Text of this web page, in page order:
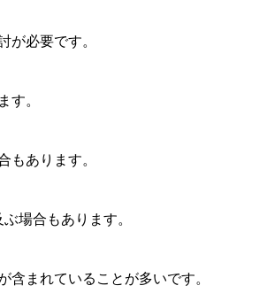
が必要です。
す。
もあります。
場合もあります。
まれていることが多いです。